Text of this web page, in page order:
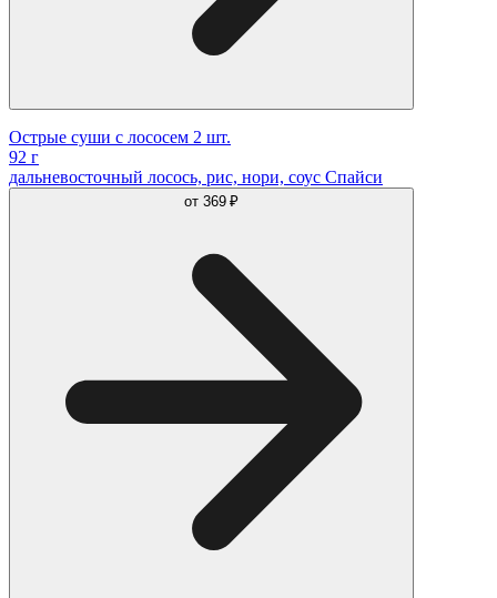
Острые суши с лососем 2 шт.
92 г
дальневосточный лосось, рис, нори, соус Спайси
от 369 ₽